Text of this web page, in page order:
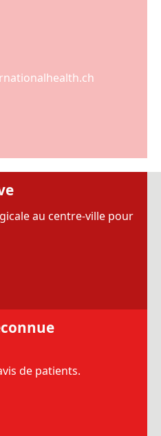
au centre-ville pour
de patients.